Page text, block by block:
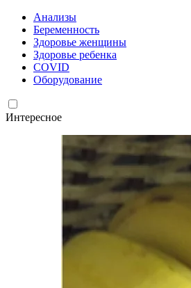
Анализы
Беременность
Здоровье женщины
Здоровье ребенка
COVID
Оборудование
Интересное